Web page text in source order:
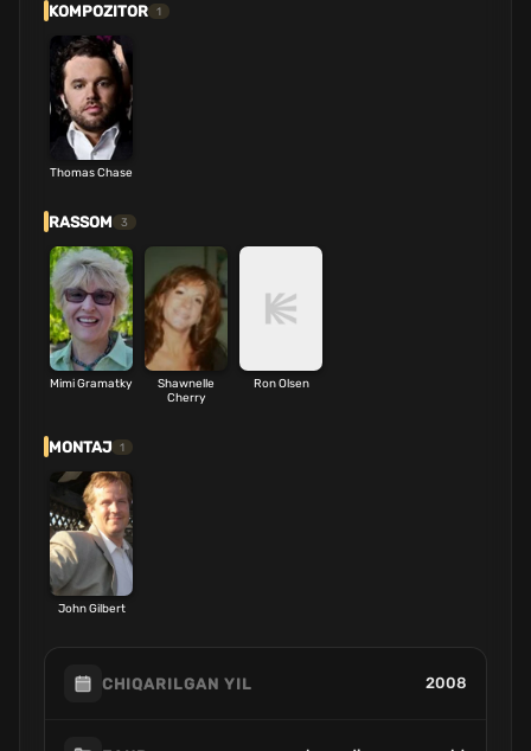
KOMPOZITOR 1
Thomas Chase
RASSOM 3
Mimi Gramatky
Shawnelle
Cherry
Ron Olsen
MONTAJ 1
John Gilbert
CHIQARILGAN YIL 2008